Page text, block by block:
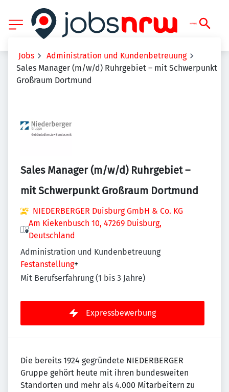
Jobs
Administration und Kundenbetreuung
Sales Manager (m/w/d) Ruhrgebiet – mit Schwerpunkt
Großraum Dortmund
Sales Manager (m/w/d) Ruhrgebiet –
mit Schwerpunkt Großraum Dortmund
NIEDERBERGER Duisburg GmbH & Co. KG
Am Kiekenbusch 10, 47269 Duisburg,
Deutschland
Administration und Kundenbetreuung
Festanstellung+
Mit Berufserfahrung (1 bis 3 Jahre)
Expressbewerbung
Die bereits 1924 gegründete NIEDERBERGER
Gruppe gehört heute mit ihren bundesweiten
Standorten und mehr als 4.000 Mitarbeitern zu